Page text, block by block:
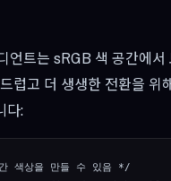
언트는 sRGB 색 공간에서
럽고 더 생생한 전환을 위
다:
색상을 만들 수 있음 */